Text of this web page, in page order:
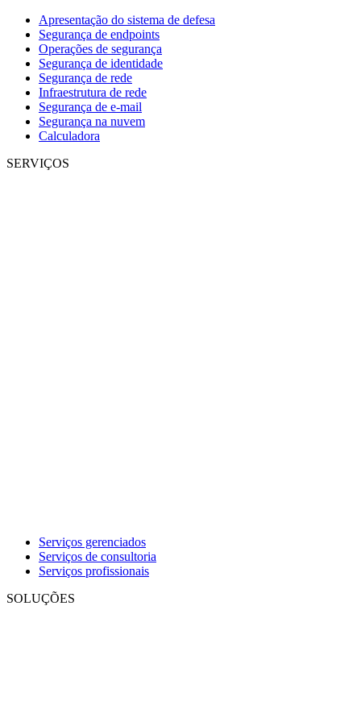
Apresentação do sistema de defesa
Segurança de endpoints
Operações de segurança
Segurança de identidade
Segurança de rede
Infraestrutura de rede
Segurança de e-mail
Segurança na nuvem
Calculadora
SERVIÇOS
Serviços gerenciados
Serviços de consultoria
Serviços profissionais
SOLUÇÕES